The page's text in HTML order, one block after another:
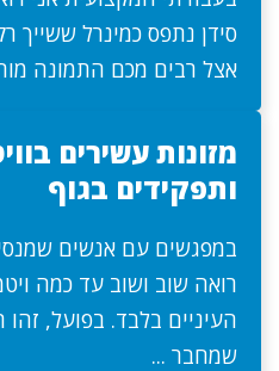
סידן נתפס כמינרל ששייך
אצל רבים מכם התמונה
ותפקידים בגוף
במפגשים עם אנשים
העיניים בלבד. בפועל, זהו
שמחבר ...